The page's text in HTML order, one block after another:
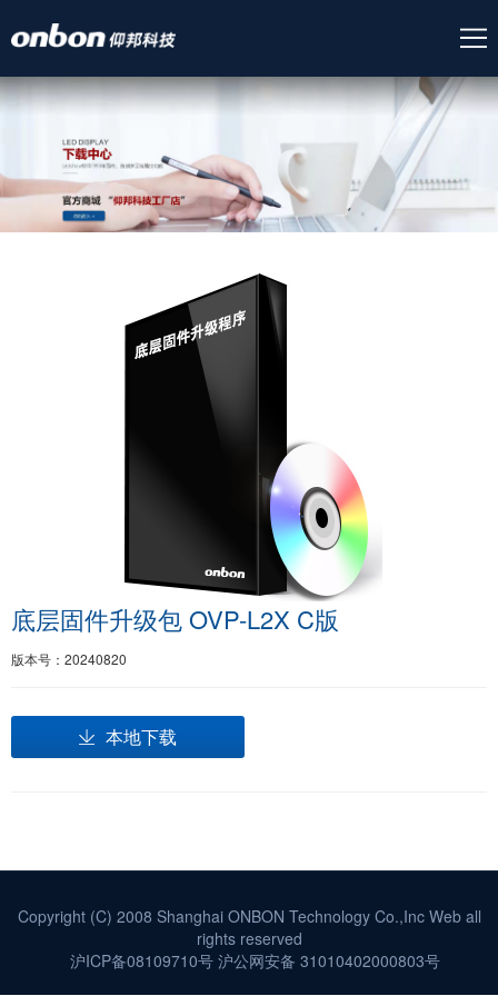
底层固件升级包 OVP-L2X C版
版本号：20240820
本地下载
Copyright (C) 2008 Shanghai ONBON Technology Co.,Inc Web all
rights reserved
沪ICP备08109710号沪公网安备 31010402000803号